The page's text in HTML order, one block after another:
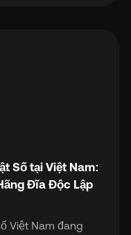
Số tại Việt Nam:
Đĩa Độc Lập
Việt Nam đang